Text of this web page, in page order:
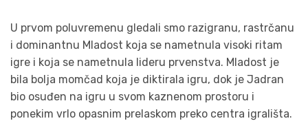
U prvom poluvremenu gledali smo razigranu, rastrčanu
i dominantnu Mladost koja se nametnula visoki ritam
igre i koja se nametnula lideru prvenstva. Mladost je
bila bolja momčad koja je diktirala igru, dok je Jadran
bio osuđen na igru u svom kaznenom prostoru i
ponekim vrlo opasnim prelaskom preko centra igrališta.